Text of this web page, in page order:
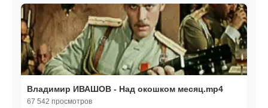
Владимир ИВАШОВ - Над окошком месяц.mp4
67 542 просмотров